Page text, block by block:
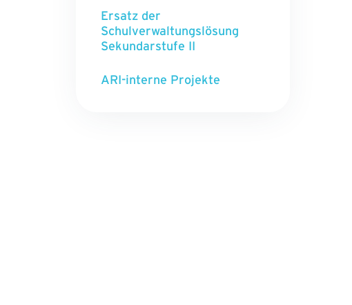
Ersatz der
Schulverwaltungslösung
Sekundarstufe II
ARI-interne Projekte